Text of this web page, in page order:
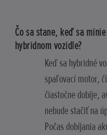
Čo sa stane, keď sa
hybridnom vozidle?
Keď sa hybridné
spaľovací motor,
čiastočne dobije,
nebude stačiť na
Počas dobíjania